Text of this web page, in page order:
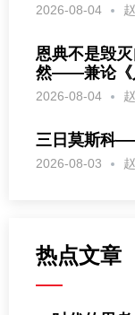
2026-08-04
恩典不是毁
然——兼论《
2026-08-04
三日莫斯科
2026-08-03
热点文章